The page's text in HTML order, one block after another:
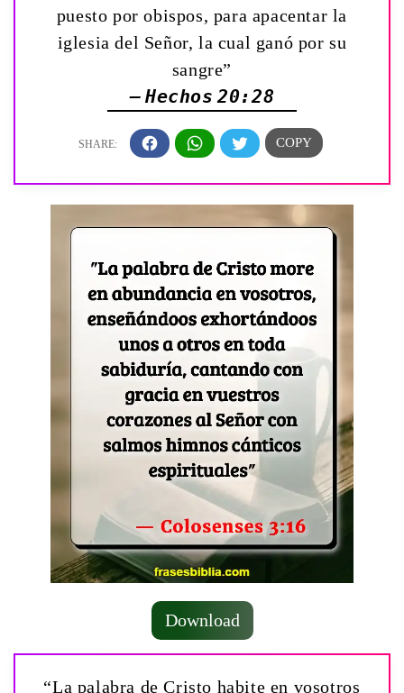
puesto por obispos, para apacentar la
iglesia del Señor, la cual ganó por su
sangre”
— Hechos 20:28
Download
“La palabra de Cristo habite en vosotros